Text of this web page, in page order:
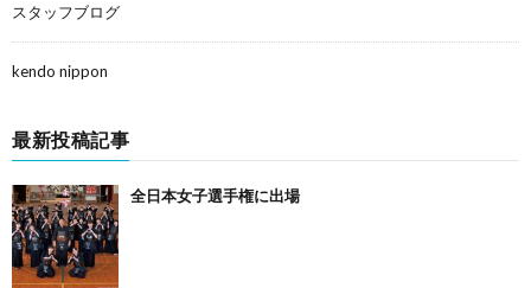
スタッフブログ
kendo nippon
最新投稿記事
全日本女子選手権に出場